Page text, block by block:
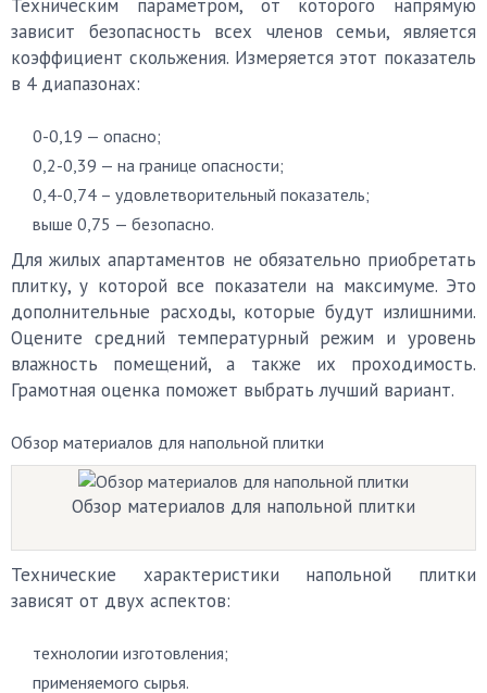
Техническим параметром, от которого напрямую
зависит безопасность всех членов семьи, является
коэффициент скольжения. Измеряется этот показатель
в 4 диапазонах:
0-0,19 — опасно;
0,2-0,39 — на границе опасности;
0,4-0,74 – удовлетворительный показатель;
выше 0,75 — безопасно.
Для жилых апартаментов не обязательно приобретать
плитку, у которой все показатели на максимуме. Это
дополнительные расходы, которые будут излишними.
Оцените средний температурный режим и уровень
влажность помещений, а также их проходимость.
Грамотная оценка поможет выбрать лучший вариант.
Обзор материалов для напольной плитки
Обзор материалов для напольной плитки
Технические характеристики напольной плитки
зависят от двух аспектов:
технологии изготовления;
применяемого сырья.